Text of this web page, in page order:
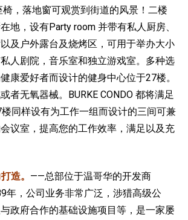
椅，落地窗可观赏到街道的风景！二楼
地，设有Party room 并带有私人厨房、
及户外露台及烧烤区，可用于举办大小
人剧院，音乐室和独立游戏室。多种选
康爱好者而设计的健身中心位于27楼。
者无氧器械。BURKE CONDO 都将满足
同样设有为工作一组而设计的三间可兼
议室，提高您的工作效率，满足以及充
造。 ——总部位于温哥华的开发商
年，公司业务非常广泛，涉猎高级公
政府合作的基础设施项目等，是一家屡